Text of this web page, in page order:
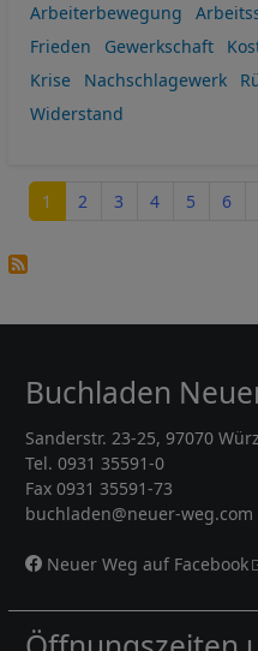
Arbeiterbewegung
Frieden
Gewerkschaft
Krise
Nachschlagewerk
Widerstand
Seite
1 Seite
2 Seite
3 Seite
4 Seite
5 6
Buchladen
Sanderstr. 23-25, 97070
Tel. 0931 35591-0
Fax 0931 35591-73
buchladen@neuer-weg.com
Neuer Weg auf Facebook